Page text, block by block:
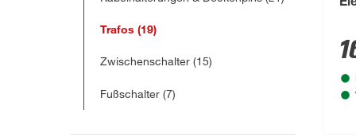
Trafos (19)
Zwischenschalter (15)
Fußschalter (7)